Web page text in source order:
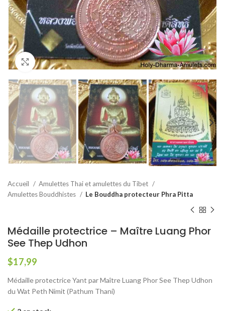
Agrandir
Accueil
Amulettes Thai et amulettes du Tibet
Amulettes Bouddhistes
Le Bouddha protecteur Phra Pitta
Médaille protectrice – Maître Luang Phor
See Thep Udhon
$17,99
Médaille protectrice Yant par Maître Luang Phor See Thep Udhon
du Wat Peth Nimit (Pathum Thani)